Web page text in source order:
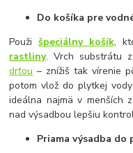
Do košíka pre
Použišpeciálny košík,
rastliny. Vrch substrátu
drťou – znížiš tak vírenie
potom vlož do plytkej
ideálna najmä v menších
nad výsadbou lepšiu
Priama výsadba do